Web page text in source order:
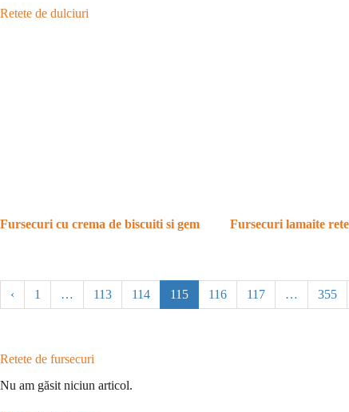
Retete de dulciuri
Fursecuri cu crema de biscuiti si gem Fursecuri lamaite
‹ 1 … 113 114 115 116 117 … 355
Retete de fursecuri
Nu am găsit niciun articol.